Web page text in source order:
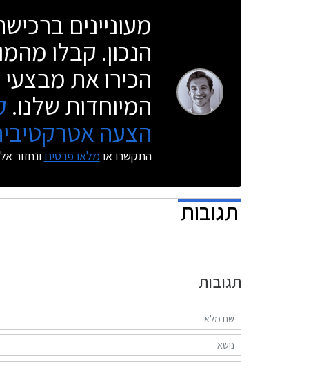
מעוניינים
הנכון. קבלו
הכירו את
המיוחדות שלנו.
הצעה
התקשרו או מלאו פרטים ונחזור
תגובות
תגובות